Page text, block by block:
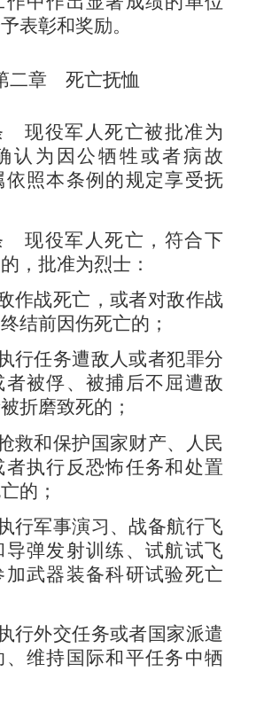
表彰和奖励。
二章 死亡抚恤
现役军人死亡被批准为
认为因公牺牲或者病故
依照本条例的规定享受抚
现役军人死亡，符合下
，批准为烈士：
作战死亡，或者对敌作战
结前因伤死亡的；
行任务遭敌人或者犯罪分
者被俘、被捕后不屈遭敌
折磨致死的；
救和保护国家财产、人民
者执行反恐怖任务和处置
的；
行军事演习、战备航行飞
导弹发射训练、试航试飞
加武器装备科研试验死亡
行外交任务或者国家派遣
、维持国际和平任务中牺